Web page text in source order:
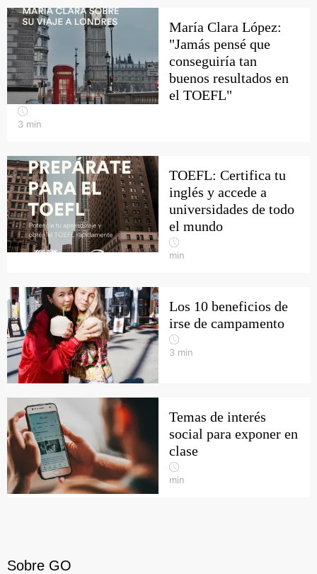
María Clara López:
"Jamás pensé que
conseguiría tan
buenos resultados en
el TOEFL"
3 min
TOEFL: Certifica tu
inglés y accede a
universidades de todo
el mundo
min
Los 10 beneficios de
irse de campamento
3 min
Temas de interés
social para exponer en
clase
min
Sobre GO